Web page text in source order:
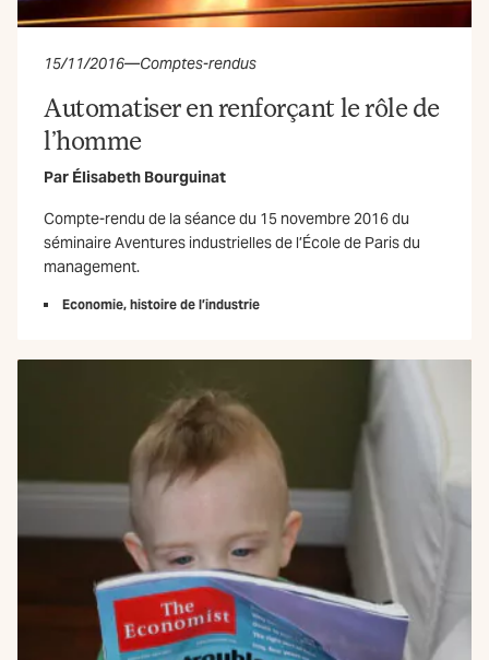
15/11/2016—Comptes-rendus
Automatiser en renforçant le rôle de
l’homme
Par Élisabeth Bourguinat
Compte-rendu de la séance du 15 novembre 2016 du
séminaire Aventures industrielles de l’École de Paris du
management.
Economie, histoire de l’industrie